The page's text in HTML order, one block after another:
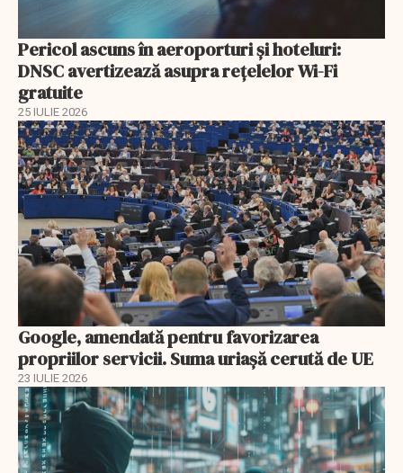
Pericol ascuns în aeroporturi și hoteluri:
DNSC avertizează asupra rețelelor Wi-Fi
gratuite
25 IULIE 2026
Google, amendată pentru favorizarea
propriilor servicii. Suma uriașă cerută de UE
23 IULIE 2026